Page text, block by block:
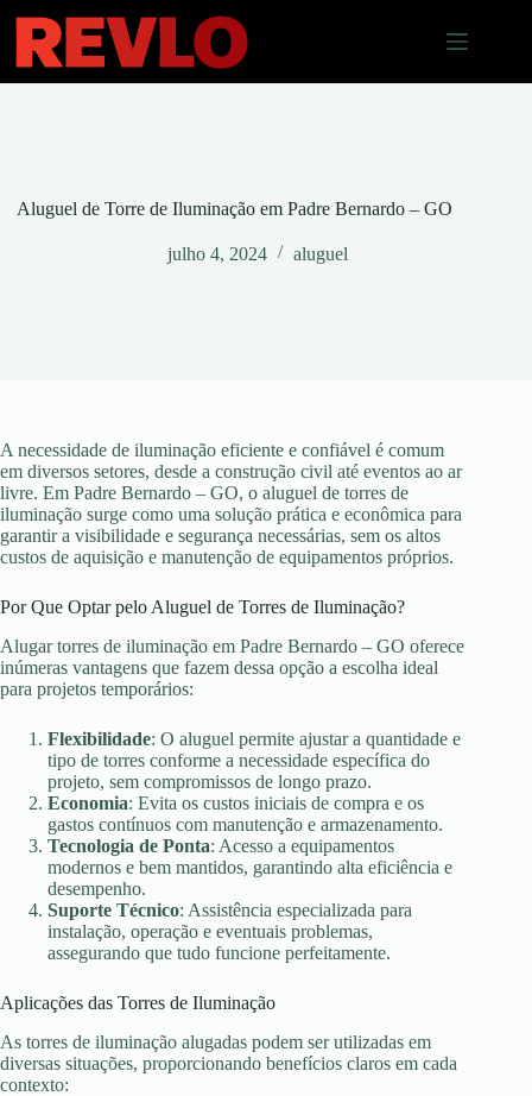
para
conteúdo
Aluguel de Torre de Iluminação em Padre Bernardo – GO
julho 4, 2024 aluguel
A necessidade de iluminação eficiente e confiável é comum
em diversos setores, desde a construção civil até eventos ao ar
livre. Em Padre Bernardo – GO, o aluguel de torres de
iluminação surge como uma solução prática e econômica para
garantir a visibilidade e segurança necessárias, sem os altos
custos de aquisição e manutenção de equipamentos próprios.
Por Que Optar pelo Aluguel de Torres de Iluminação?
Alugar torres de iluminação em Padre Bernardo – GO oferece
inúmeras vantagens que fazem dessa opção a escolha ideal
para projetos temporários:
Flexibilidade: O aluguel permite ajustar a quantidade e
tipo de torres conforme a necessidade específica do
projeto, sem compromissos de longo prazo.
Economia: Evita os custos iniciais de compra e os
gastos contínuos com manutenção e armazenamento.
Tecnologia de Ponta: Acesso a equipamentos
modernos e bem mantidos, garantindo alta eficiência e
desempenho.
Suporte Técnico: Assistência especializada para
instalação, operação e eventuais problemas,
assegurando que tudo funcione perfeitamente.
Aplicações das Torres de Iluminação
As torres de iluminação alugadas podem ser utilizadas em
diversas situações, proporcionando benefícios claros em cada
contexto: